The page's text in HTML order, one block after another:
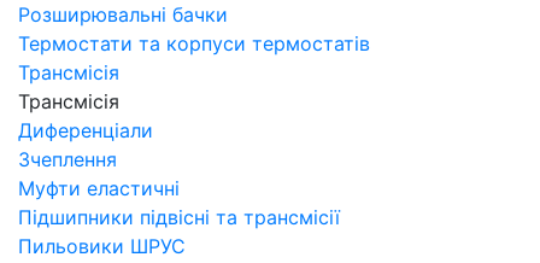
Розширювальні бачки
Термостати та корпуси термостатів
Трансмісія
Трансмісія
Диференціали
Зчеплення
Муфти еластичні
Підшипники підвісні та трансмісії
Пильовики ШРУС